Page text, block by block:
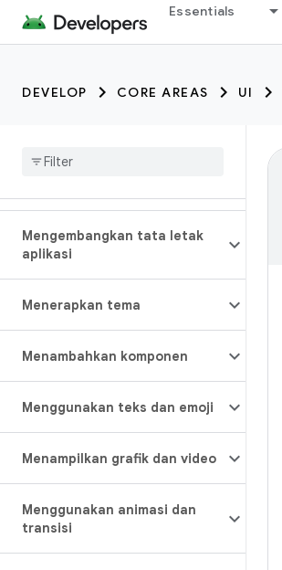
Essentials
DEVELOP CORE AREAS UI
Mengembangkan tata letak
aplikasi
Menerapkan tema
Menambahkan komponen
Menggunakan teks dan emoji
Menampilkan grafik dan video
Menggunakan animasi dan
transisi